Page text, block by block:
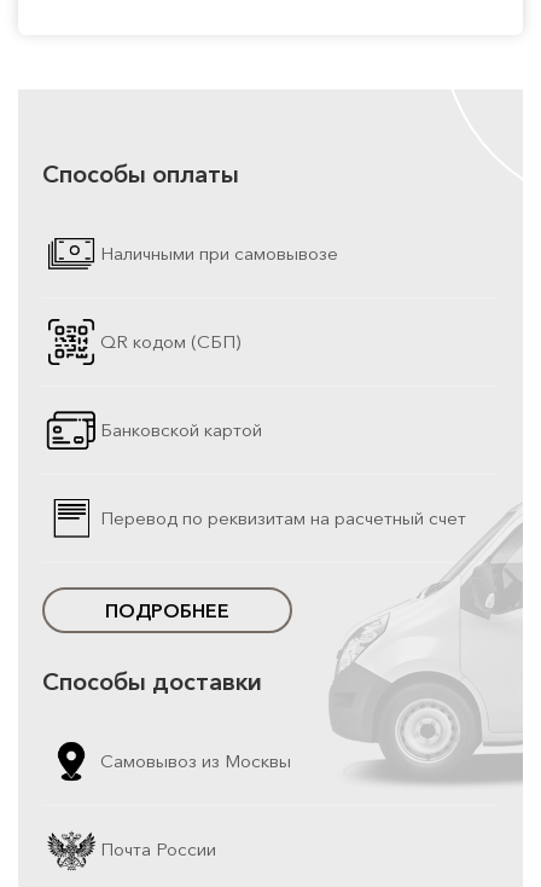
Способы оплаты
Наличными при самовывозе
QR кодом (СБП)
Банковской картой
Перевод по реквизитам на расчетный счет
ПОДРОБНЕЕ
Способы доставки
Самовывоз из Москвы
Почта России